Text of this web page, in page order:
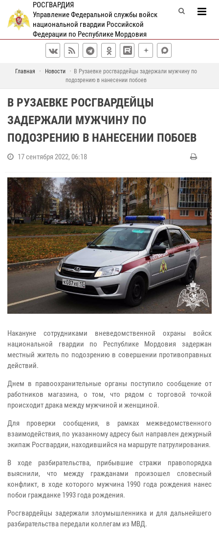
РОСГВАРДИЯ
Управление Федеральной службы войск
национальной гвардии Российской
Федерации по Республике Мордовия
Главная Новости
В Рузаевке росгвардейцы задержали мужчину по
подозрению в нанесении побоев
В РУЗАЕВКЕ РОСГВАРДЕЙЦЫ
ЗАДЕРЖАЛИ МУЖЧИНУ ПО
ПОДОЗРЕНИЮ В НАНЕСЕНИИ ПОБОЕВ
17 сентября 2022, 06:18
Накануне сотрудниками вневедомственной охраны войск
национальной гвардии по Республике Мордовия задержан
местный житель по подозрению в совершении противоправных
действий.
Днем в правоохранительные органы поступило сообщение от
работников магазина, о том, что рядом с торговой точкой
происходит драка между мужчиной и женщиной.
Для проверки сообщения, в рамках межведомственного
взаимодействия, по указанному адресу был направлен дежурный
экипаж Росгвардии, находившийся на маршруте патрулирования.
В ходе разбирательства, прибывшие стражи правопорядка
выяснили, что между гражданами произошел словесный
конфликт, в ходе которого мужчина 1990 года рождения нанес
побои гражданке 1993 года рождения.
Росгвардейцы задержали злоумышленника и для дальнейшего
разбирательства передали коллегам из МВД.